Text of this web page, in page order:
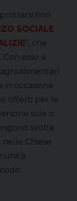
fino
SOCIALE
”, che
. Con esso si
in occasione
offerti per le
sole o
svolte
Chiese